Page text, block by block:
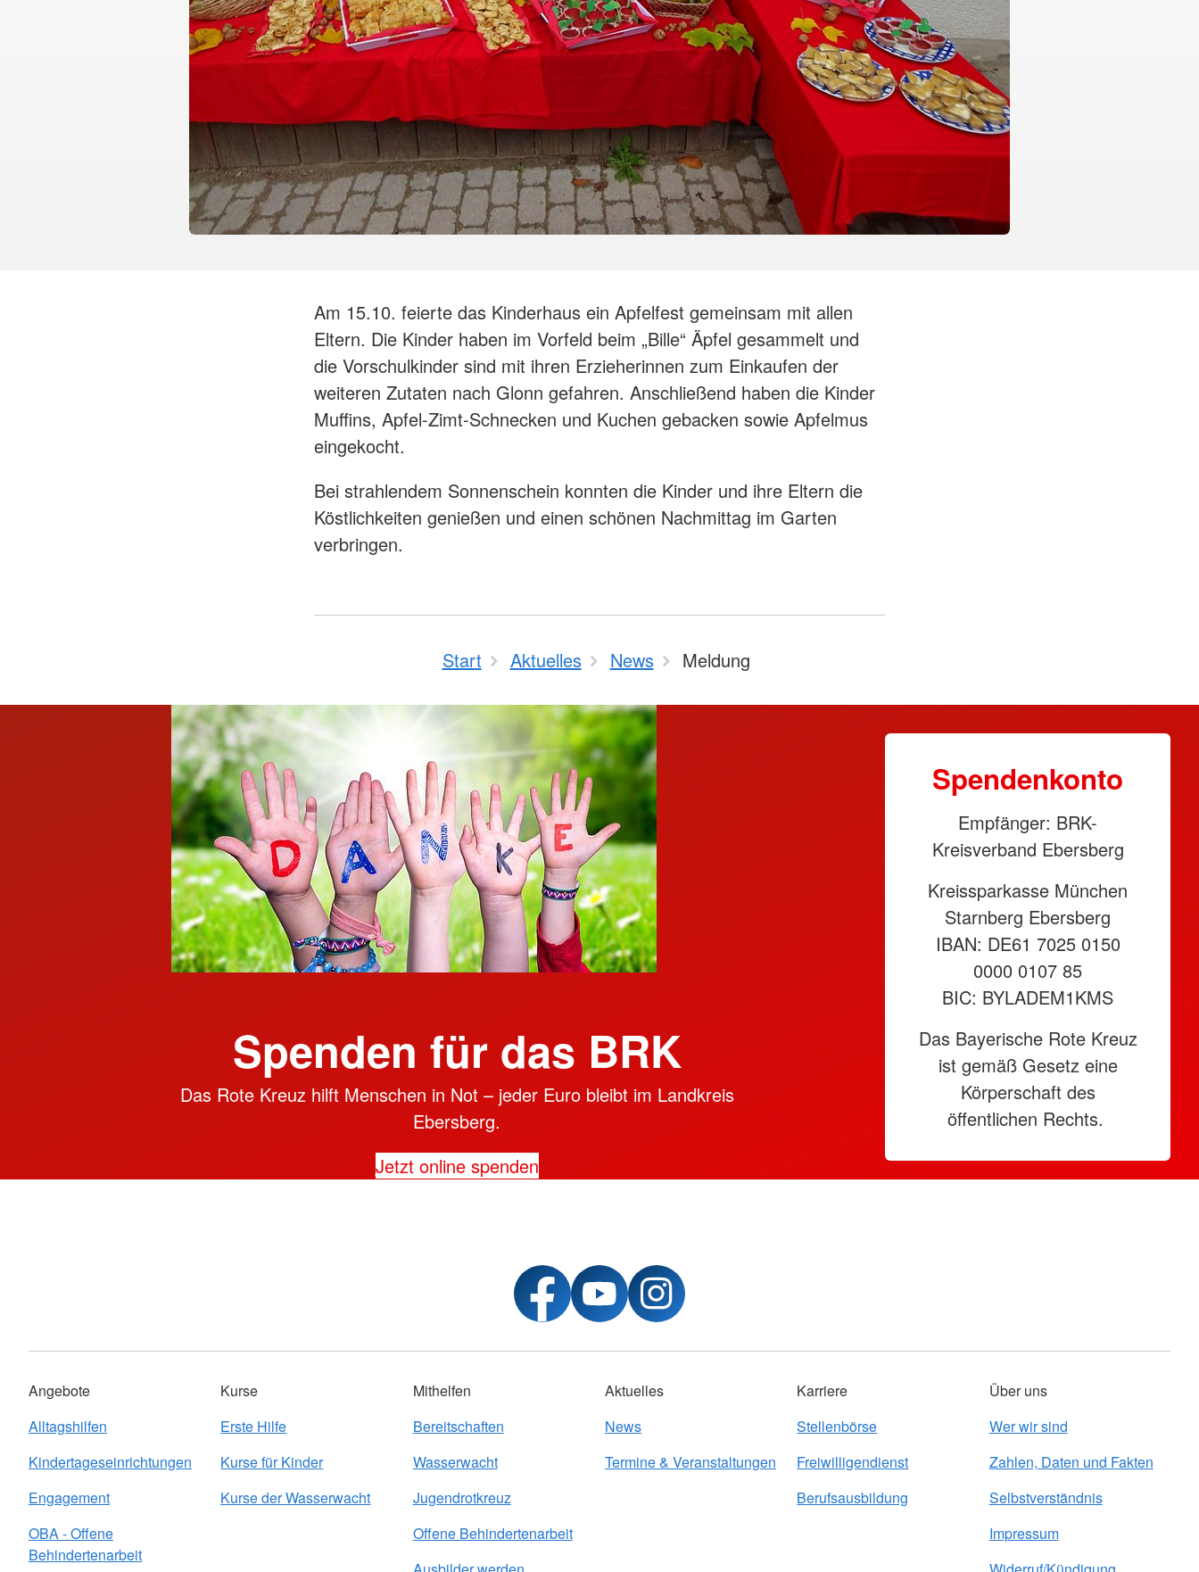
Am 15.10. feierte das Kinderhaus ein Apfelfest gemeinsam mit allen
Eltern. Die Kinder haben im Vorfeld beim „Bille“ Äpfel gesammelt und
die Vorschulkinder sind mit ihren Erzieherinnen zum Einkaufen der
weiteren Zutaten nach Glonn gefahren. Anschließend haben die Kinder
Muffins, Apfel-Zimt-Schnecken und Kuchen gebacken sowie Apfelmus
eingekocht.
Bei strahlendem Sonnenschein konnten die Kinder und ihre Eltern die
Köstlichkeiten genießen und einen schönen Nachmittag im Garten
verbringen.
Start Aktuelles News Meldung
Spenden für das BRK
Das Rote Kreuz hilft Menschen in Not – jeder Euro bleibt im Landkreis
Ebersberg.
Jetzt online spenden
Spendenkonto
Empfänger: BRK-
Kreisverband Ebersberg
Kreissparkasse München
Starnberg Ebersberg
IBAN: DE61 7025 0150
0000 0107 85
BIC: BYLADEM1KMS
Das Bayerische Rote Kreuz
ist gemäß Gesetz eine
Körperschaft des
öffentlichen Rechts.
Angebote
Alltagshilfen
Kindertageseinrichtungen
Engagement
OBA - Offene
Behindertenarbeit
Kurse
Erste Hilfe
Kurse für Kinder
Kurse der Wasserwacht
Mithelfen
Bereitschaften
Wasserwacht
Jugendrotkreuz
Offene Behindertenarbeit
Aktuelles
News
Termine & Veranstaltungen
Karriere
Stellenbörse
Freiwilligendienst
Berufsausbildung
Über uns
Wer wir sind
Zahlen, Daten und Fakten
Selbstverständnis
Impressum